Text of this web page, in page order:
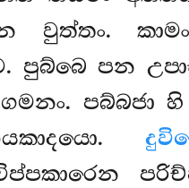
වුත්තං.
පුබ්බෙ පන
පබ්බජා